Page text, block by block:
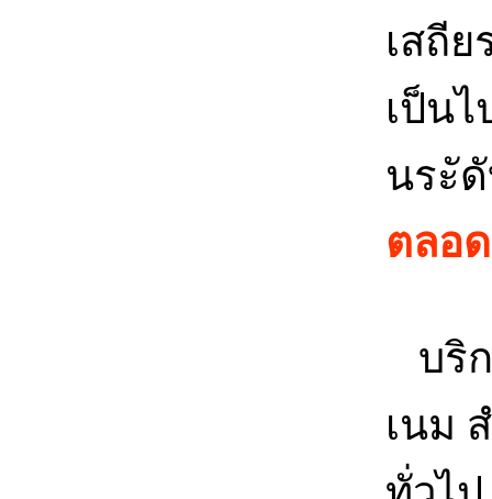
เสถีย
เป็น
นระั
ตลอ
บริก
เนม